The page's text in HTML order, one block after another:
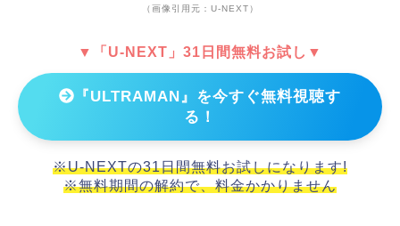
（画像引用元：U-NEXT）
▼「U-NEXT」31日間無料お試し▼
『ULTRAMAN』を今すぐ無料視聴す
る！
※U-NEXTの31日間無料お試しになります!
※無料期間の解約で、料金かかりません